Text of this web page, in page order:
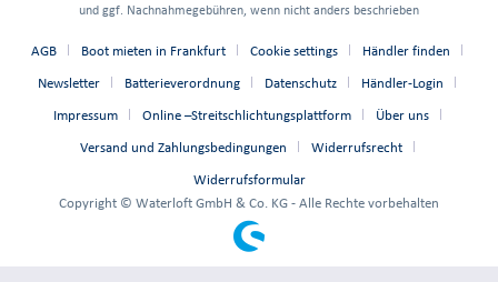
und ggf. Nachnahmegebühren, wenn nicht anders beschrieben
AGB Boot mieten in Frankfurt Cookie settings Händler finden
Newsletter Batterieverordnung Datenschutz Händler-Login
Impressum Online –Streitschlichtungsplattform Über uns
Versand und Zahlungsbedingungen Widerrufsrecht
Widerrufsformular
Copyright © Waterloft GmbH & Co. KG - Alle Rechte vorbehalten